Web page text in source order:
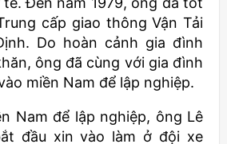
cấp giao thông Vận Tải
Do hoàn cảnh gia đình
ông đã cùng với gia đình
miền Nam để lập nghiệp.
Nam để lập nghiệp, ông Lê
đầu xin vào làm ở đội xe